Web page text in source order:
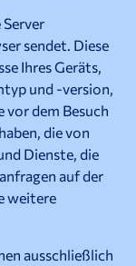
sendet. Diese
Ihres Geräts,
und -version,
vor dem Besuch
die von
Dienste, die
auf der
weitere
ausschließlich